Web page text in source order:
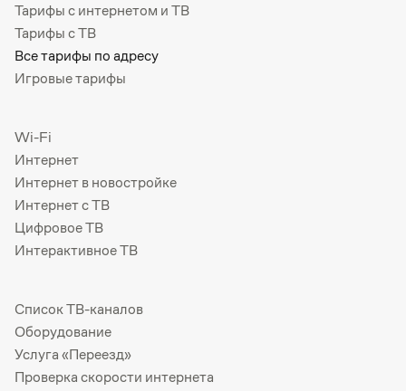
Тарифы с интернетом и ТВ
Тарифы с ТВ
Все тарифы по адресу
Игровые тарифы
Wi-Fi
Интернет
Интернет в новостройке
Интернет с ТВ
Цифровое ТВ
Интерактивное ТВ
Список ТВ-каналов
Оборудование
Услуга «Переезд»
Проверка скорости интернета